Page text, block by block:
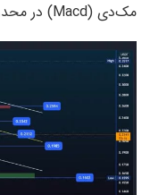
مک‌دی (Macd) در محدوده منفی قرار دارد.